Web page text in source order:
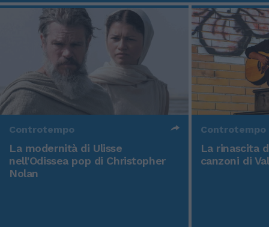
Controtempo
La modernità di Ulisse
nell'Odissea pop di Christopher
Nolan
Controtempo
La rinascita
canzoni di